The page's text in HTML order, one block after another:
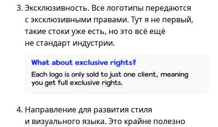
Эксклюзивность. Все логотипы передаются
с эксклюзивными правами. Тут я не первый,
такие стоки уже есть, но это всё ещё
не стандарт индустрии.
Направление для развития стиля
и визуального языка. Это крайне полезно